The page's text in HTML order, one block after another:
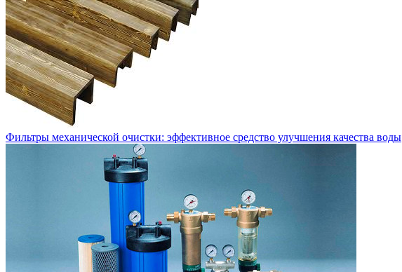
Фильтры механической очистки: эффективное средство улучшения качества воды